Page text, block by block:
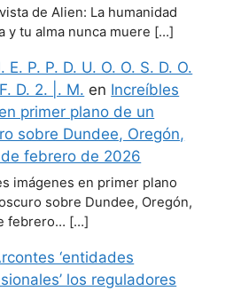
de Alien: La humanidad
y tu alma nunca muere […]
E. P. P. D. U. O. O. S. D. O.
D. 2. |. M. en Increíbles
primer plano de un
sobre Dundee, Oregón,
de febrero de 2026
imágenes en primer plano
sobre Dundee, Oregón,
febrero… […]
‘entidades
los reguladores